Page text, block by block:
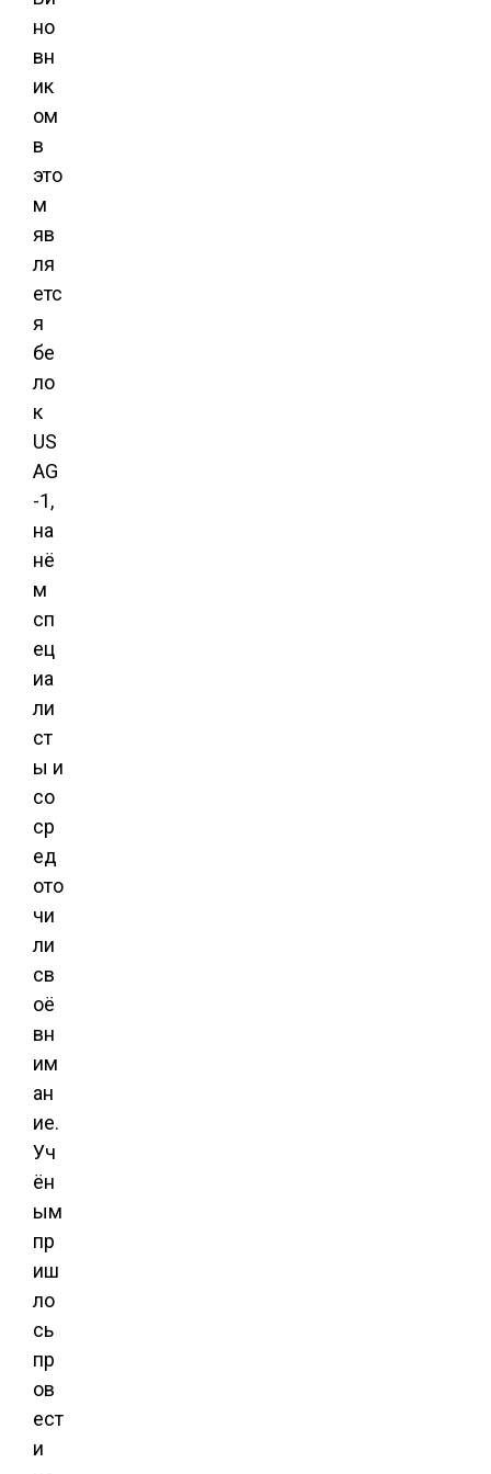
но
вн
ик
ом
в
это
м
яв
ля
етс
я
бе
ло
к
US
AG
-1,
на
нё
м
сп
ец
иа
ли
ст
ы и
со
ср
ед
ото
чи
ли
св
оё
вн
им
ан
ие.
Уч
ён
ым
пр
иш
ло
сь
пр
ов
ест
и